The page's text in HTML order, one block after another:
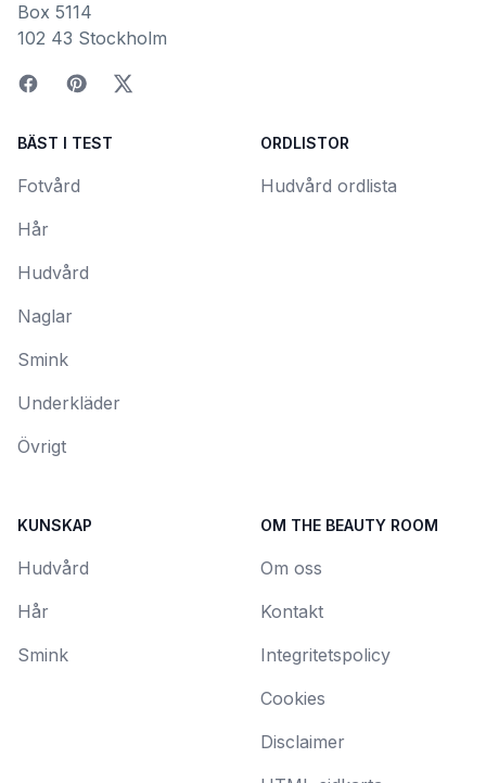
Box 5114
102 43 Stockholm
BÄST I TEST
Fotvård
Hår
Hudvård
Naglar
Smink
Underkläder
Övrigt
ORDLISTOR
Hudvård ordlista
KUNSKAP
Hudvård
Hår
Smink
OM THE BEAUTY ROOM
Om oss
Kontakt
Integritetspolicy
Cookies
Disclaimer